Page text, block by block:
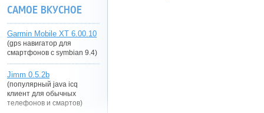
САМОЕ ВКУСНОЕ
Garmin Mobile XT 6.00.10
(gps навигатор для
смартфонов с symbian 9.4)
Jimm 0.5.2b
(популярный java icq
клиент для обычных
телефонов и смартов)